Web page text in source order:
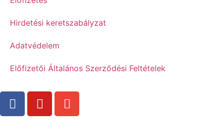
Hirdetési keretszabályzat
Adatvédelem
Előfizetői Általános Szerződési Feltételek